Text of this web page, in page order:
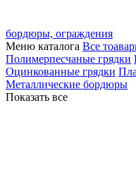
бордюры, ограждения
Меню каталога Все
Полимерпесчаные грядки
Оцинкованные грядки
Металлические бордюры
Показать все